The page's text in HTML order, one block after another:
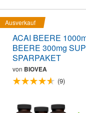
Ausverkauf
ACAI BEERE
BEERE 300mg
SPARPAKET
von BIOVEA
(9)